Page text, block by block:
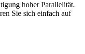
hoher Parallelität.
Sie sich einfach auf